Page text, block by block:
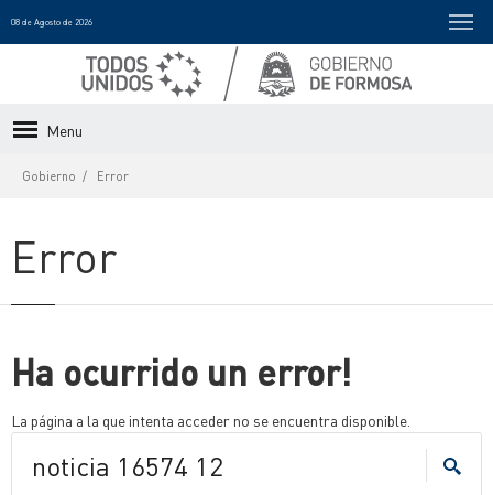
08 de Agosto de 2026
Menu
Gobierno Error
Error
Ha ocurrido un error!
La página a la que intenta acceder no se encuentra disponible.